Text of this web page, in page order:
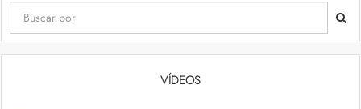
VÍDEOS